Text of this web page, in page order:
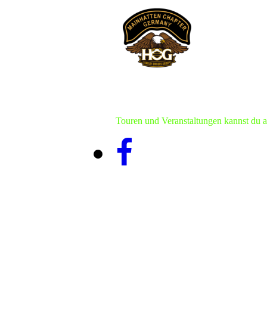
Touren und Veranstaltungen kannst du